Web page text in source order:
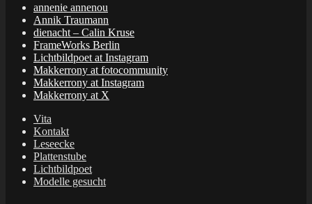
annenie annenou
Annik Traumann
dienacht – Calin Kruse
FrameWorks Berlin
Lichtbildpoet at Instagram
Makkerrony at fotocommunity
Makkerrony at Instagram
Makkerrony at X
Vita
Kontakt
Leseecke
Plattenstube
Lichtbildpoet
Modelle gesucht